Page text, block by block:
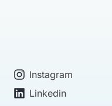
Instagram
Linkedin